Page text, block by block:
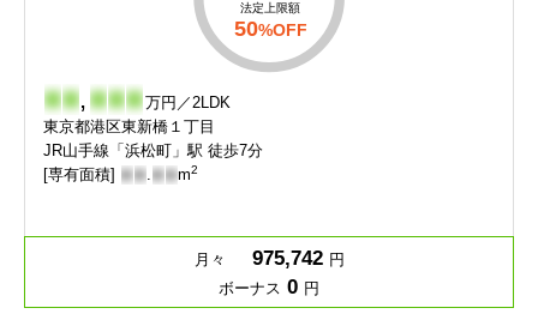
法定上限額
50%OFF
- - ,- - - 万円／2LDK
東京都港区東新橋１丁目
JR山手線「浜松町」駅 徒歩7分
[専有面積] - - .- - m2
月々 975,742 円
ボーナス 0 円